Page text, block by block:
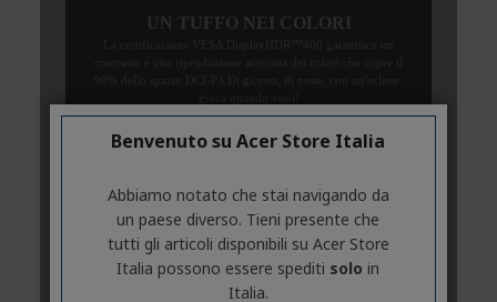
Benvenuto su Acer Store Italia
Abbiamo notato che stai navigando da
un paese diverso. Tieni presente che
tutti gli articoli disponibili su Acer Store
Italia possono essere spediti solo in
Italia.